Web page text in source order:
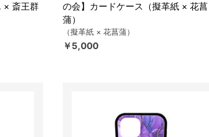
× 斎王群
の会】カードケース（擬革紙 × 花菖
蒲）
（擬革紙 × 花菖蒲）
￥5,000